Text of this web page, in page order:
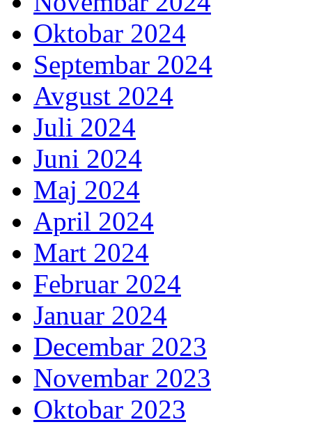
Oktobar 2024
Septembar 2024
Avgust 2024
Juli 2024
Juni 2024
Maj 2024
April 2024
Mart 2024
Februar 2024
Januar 2024
Decembar 2023
Novembar 2023
Oktobar 2023